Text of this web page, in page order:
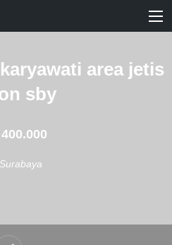
area jetis
sby
Surabaya